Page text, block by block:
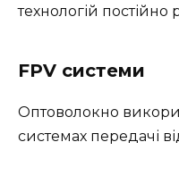
технологій
FPV системи
Оптоволокно
системах передачі